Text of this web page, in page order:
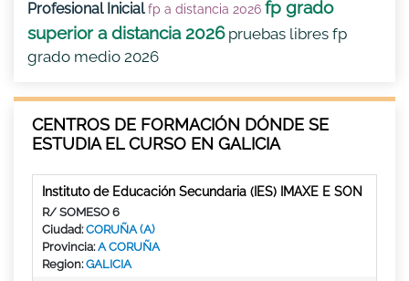
Profesional Inicial fp a distancia 2026 fp grado
superior a distancia 2026 pruebas libres fp
grado medio 2026
CENTROS DE FORMACIÓN DÓNDE SE
ESTUDIA EL CURSO EN GALICIA
Instituto de Educación Secundaria (IES) IMAXE E SON
R/ SOMESO 6
Ciudad:CORUÑA (A)
Provincia:A CORUÑA
Region:GALICIA